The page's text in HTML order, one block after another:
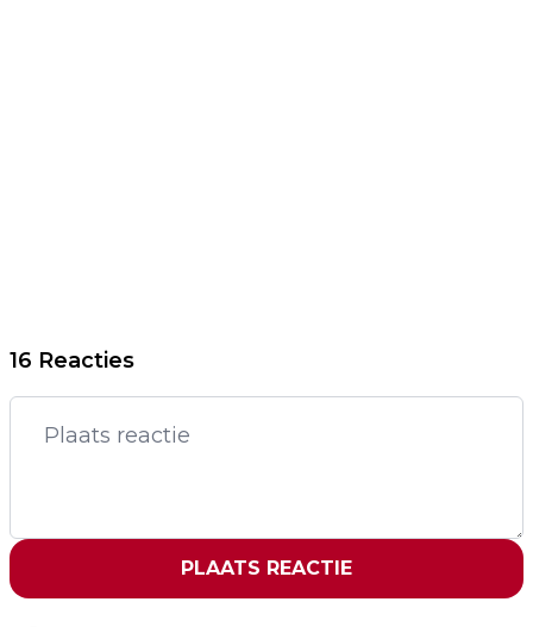
16 Reacties
PLAATS REACTIE